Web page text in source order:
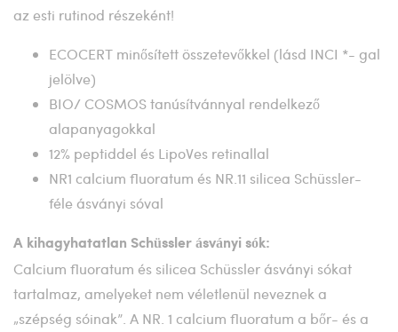
az esti rutinod részeként!
ECOCERT minősített összetevőkkel (lásd INCI *- gal
jelölve)
BIO/ COSMOS tanúsítvánnyal rendelkező
alapanyagokkal
12% peptiddel és LipoVes retinallal
NR1 calcium fluoratum és NR.11 silicea Schüssler-
féle ásványi sóval
A kihagyhatatlan Schüssler ásványi sók:
Calcium fluoratum és silicea Schüssler ásványi sókat
tartalmaz, amelyeket nem véletlenül neveznek a
„szépség sóinak”. A NR. 1 calcium fluoratum a bőr- és a